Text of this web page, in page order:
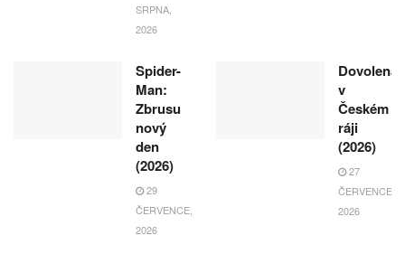
SRPNA,
2026
Spider-
Man:
Zbrusu
nový
den
(2026)
29
ČERVENCE,
2026
Dovolená
v
Českém
ráji
(2026)
27
ČERVENCE,
2026